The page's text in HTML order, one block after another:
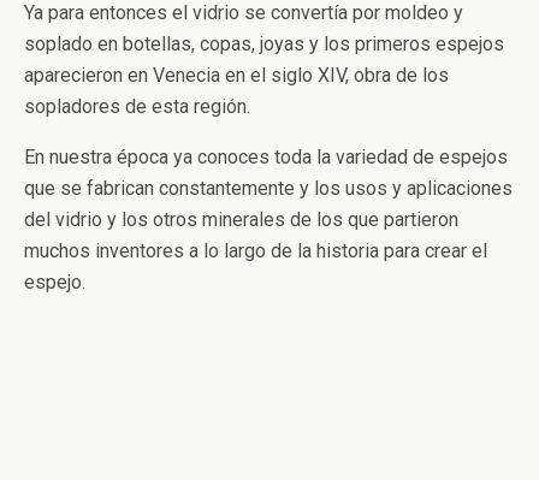
Ya para entonces el vidrio se convertía por moldeo y
soplado en botellas, copas, joyas y los primeros espejos
aparecieron en Venecia en el siglo XIV, obra de los
sopladores de esta región.
En nuestra época ya conoces toda la variedad de espejos
que se fabrican constantemente y los usos y aplicaciones
del vidrio y los otros minerales de los que partieron
muchos inventores a lo largo de la historia para crear el
espejo.